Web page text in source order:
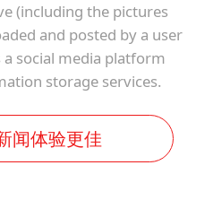
(including the pictures
and posted by a user
a social media platform
storage services.
闻体验更佳